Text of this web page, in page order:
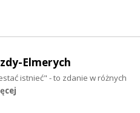
Elmerych
istnieć" - to zdanie w różnych